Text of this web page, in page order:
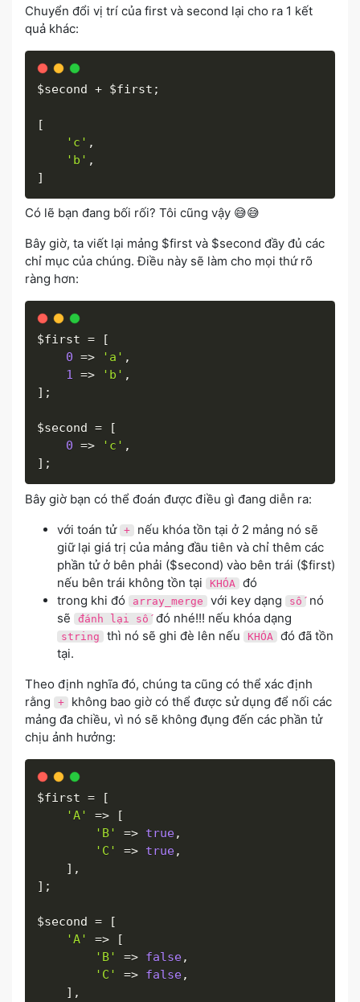
Chuyển đổi vị trí của first và second lại cho ra 1 kết
quả khác:
$second + $first ;
[
'c' ,
'b' ,
]
Có lẽ bạn đang bối rối? Tôi cũng vậy 😅😅
Bây giờ, ta viết lại mảng $first và $second đầy đủ các
chỉ mục của chúng. Điều này sẽ làm cho mọi thứ rõ
ràng hơn:
$first =
[
0 => 'a' ,
1 => 'b' ,
] ;
$second =
[
0 => 'c' ,
] ;
Bây giờ bạn có thể đoán được điều gì đang diễn ra:
với toán tử +
nếu khóa tồn tại ở 2 mảng nó sẽ
giữ lại giá trị của mảng đầu tiên và chỉ thêm các
phần tử ở bên phải ($second) vào bên trái ($first)
nếu bên trái không tồn tại
KHÓA
đó
trong khi đó
array_merge với key dạng số nó
sẽ
đánh lại số đó nhé!!! nếu khóa dạng
string thì nó sẽ ghi đè lên nếu KHÓA
đó đã tồn
tại.
Theo định nghĩa đó, chúng ta cũng có thể xác định
rằng
+
không bao giờ có thể được sử dụng để nối các
mảng đa chiều, vì nó sẽ không đụng đến các phần tử
chịu ảnh hưởng:
$first =
[
'A'
=>
[
'B'
=> true,
'C'
=> true,
] ,
] ;
$second =
[
'A'
=>
[
'B'
=> false,
'C'
=> false,
] ,